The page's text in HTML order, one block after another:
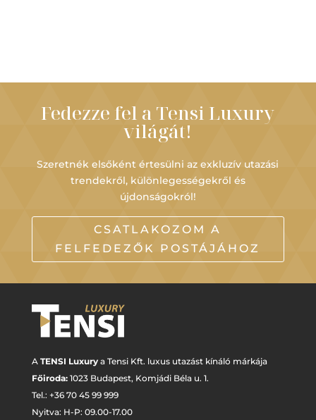
Fedezze fel a Tensi Luxury
világát!
Szeretnék elsőként értesülni az exkluzív utazási
trendekről, különlegességekről és
újdonságokról!
CSATLAKOZOM A
FELFEDEZŐK POSTÁJÁHOZ
A TENSI Luxurya Tensi Kft. luxus utazást kínáló márkája
Főiroda: 1023 Budapest, Komjádi Béla u. 1.
Tel.: +36 70 45 99 999
Nyitva: H-P: 09.00-17.00